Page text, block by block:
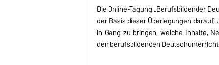
Die Online-Tagung „Berufsbildender
der Basis dieser Überlegungen
in Gang zu bringen, welche Inhalte,
den berufsbildenden